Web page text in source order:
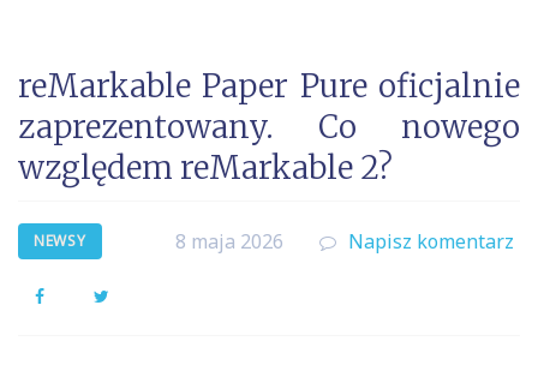
reMarkable Paper Pure oficjalnie
zaprezentowany. Co nowego
względem reMarkable 2?
NEWSY 8 maja 2026 Napisz komentarz
Facebook